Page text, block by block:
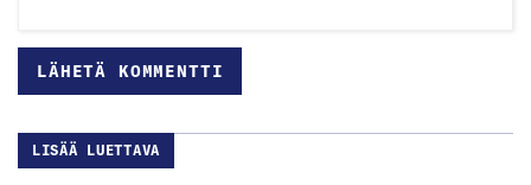
LISÄÄ LUETTAVA